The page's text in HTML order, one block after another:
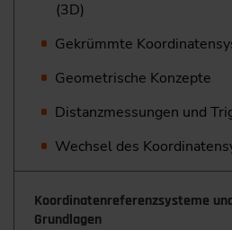
(3D)
Gekrümmte
Geometrische Konzepte
Distanzmessungen und
Wechsel des
Koordinatenreferenzsysteme
Grundlagen